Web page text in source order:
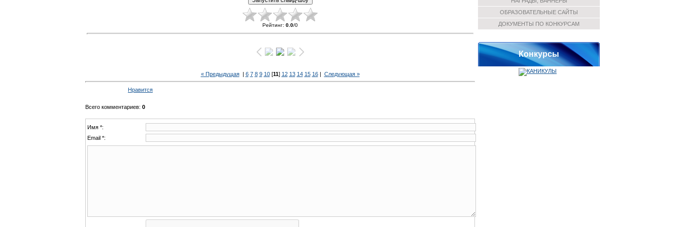
Рейтинг: 0.0/0
« Предыдущая| 6 7 8 9 10[11] 12 13 14 15 16| Следующая »
Нравится
Всего комментариев: 0
Имя *:
Email *:
ОБРАЗОВАТЕЛЬНЫЕ САЙТЫ
ДОКУМЕНТЫ ПО КОНКУРСАМ
Конкурсы